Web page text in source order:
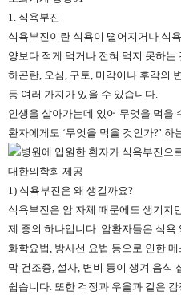
1. 식욕부진
식욕부진이란 식욕이 떨어지거나 식
양보다 적게 먹거나 전혀 먹지 못하
하곤란, 오심, 구토, 미각이나 후각의
등 여러 가지가 있을 수 있습니다.
인생을 살아가는데 있어 무엇을 먹을
환자에게도 ‘무엇을 먹을 것인가?’
1) 식욕부진은 왜 생길까요?
식욕부진은 암 자체 때문에도 생기지
제 중의 하나입니다. 암환자들은 식
화학요법, 방사선 요법 등으로 인한
막 건조증, 설사, 변비 등이 생겨 음식
쉽습니다. 또한 걱정과 우울과 같은